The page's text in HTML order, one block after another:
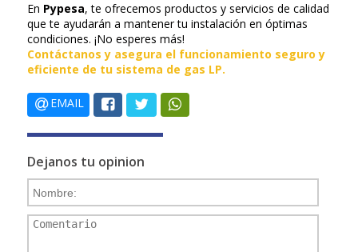
En Pypesa, te ofrecemos productos y servicios de calidad
que te ayudarán a mantener tu instalación en óptimas
condiciones. ¡No esperes más!
Contáctanos y asegura el funcionamiento seguro y
eficiente de tu sistema de gas LP.
EMAIL
Dejanos tu opinion